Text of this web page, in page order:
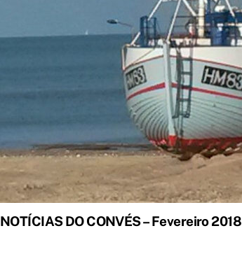
NOTÍCIAS DO CONVÉS – Fevereiro 2018